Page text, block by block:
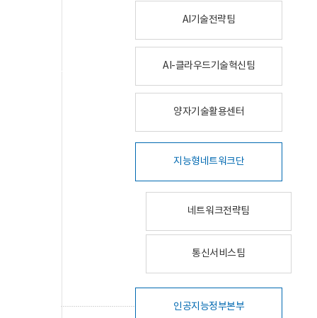
AI기술전략팀
AI-클라우드기술혁신팀
양자기술활용센터
지능형네트워크단
네트워크전략팀
통신서비스팀
인공지능정부본부